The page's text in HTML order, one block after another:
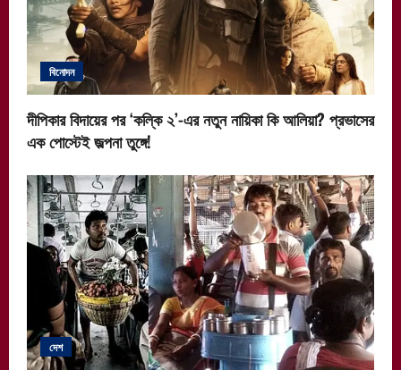
বিনোদন
দীপিকার বিদায়ের পর ‘কল্কি ২’-এর নতুন নায়িকা কি আলিয়া? প্রভাসের
এক পোস্টেই জল্পনা তুঙ্গে!
দেশ